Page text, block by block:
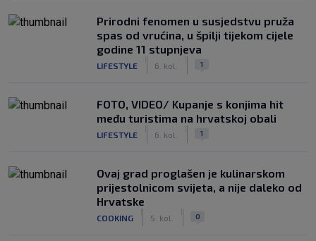
Prirodni fenomen u susjedstvu pruža
spas od vrućina, u špilji tijekom cijele
godine 11 stupnjeva
LIFESTYLE 6. kol. 1
FOTO, VIDEO/ Kupanje s konjima hit
među turistima na hrvatskoj obali
LIFESTYLE 6. kol. 1
Ovaj grad proglašen je kulinarskom
prijestolnicom svijeta, a nije daleko od
Hrvatske
COOKING 5. kol. 0